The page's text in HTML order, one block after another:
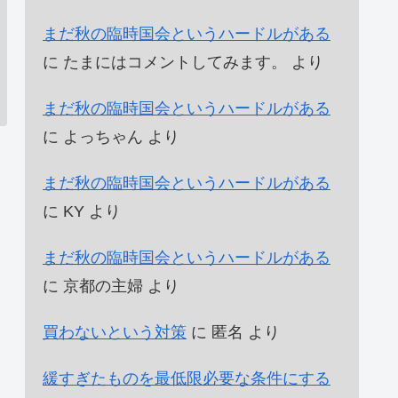
まだ秋の臨時国会というハードルがある
に たまにはコメントしてみます。 より
まだ秋の臨時国会というハードルがある
に よっちゃん より
まだ秋の臨時国会というハードルがある
に KY より
まだ秋の臨時国会というハードルがある
に 京都の主婦 より
買わないという対策 に 匿名 より
緩すぎたものを最低限必要な条件にする